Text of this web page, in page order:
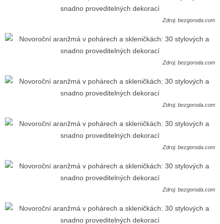
Zdroj: bezgoroda.com
Zdroj: bezgoroda.com
Zdroj: bezgoroda.com
Zdroj: bezgoroda.com
Zdroj: bezgoroda.com